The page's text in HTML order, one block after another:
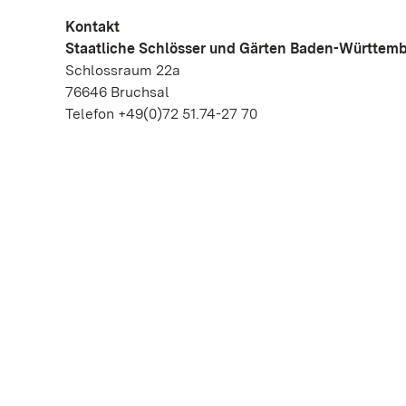
Kontakt
Staatliche Schlösser und Gärten Baden-
Schlossraum 22a
76646 Bruchsal
Telefon +49(0)72 51.74-27 70